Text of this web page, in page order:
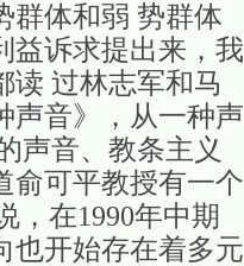
群体和弱 势群体
益诉求提出来，我
读 过林志军和马
声音》，从一种声
声音、教条主义
俞可平教授有一个
，在1990年中期
也开始存在着多元